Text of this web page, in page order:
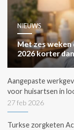
NIEUWS
Met zes weken
2026 korter
Aangepaste
voor huisartsen in
27 feb 2026
Turkse zorgketen